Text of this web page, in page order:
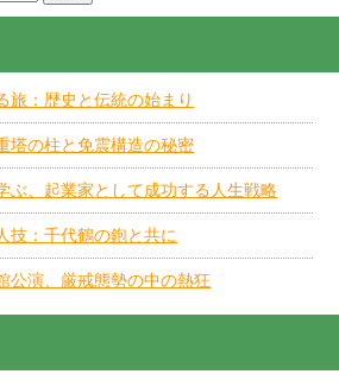
旅：歴史と伝統の始まり
塔の柱と免震構造の秘密
ぶ、起業家として成功する人生戦略
技：千代鶴の鉋と共に
公演、厳戒態勢の中の熱狂